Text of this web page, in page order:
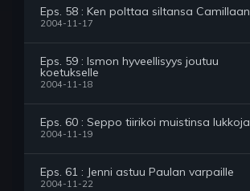
Eps. 58 : Ken polttaa siltansa Camillaan
2004-11-17
Eps. 59 : Ismon hyveellisyys joutuu
koetukselle
2004-11-18
Eps. 60 : Seppo tiirikoi muistinsa lukkoja
2004-11-19
Eps. 61 : Jenni astuu Paulan varpaille
2004-11-22